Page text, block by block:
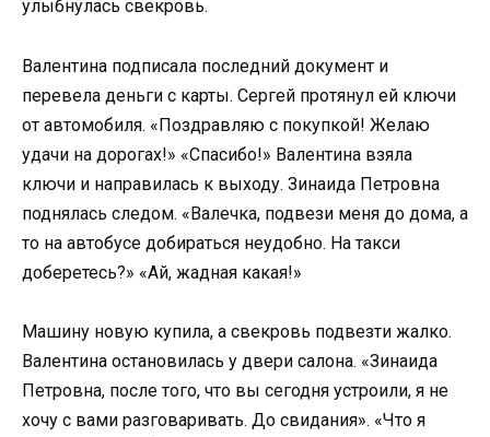
улыбнулась свекровь.
Валентина подписала последний документ и
перевела деньги с карты. Сергей протянул ей ключи
от автомобиля. «Поздравляю с покупкой! Желаю
удачи на дорогах!» «Спасибо!» Валентина взяла
ключи и направилась к выходу. Зинаида Петровна
поднялась следом. «Валечка, подвези меня до дома, а
то на автобусе добираться неудобно. На такси
доберетесь?» «Ай, жадная какая!»
Машину новую купила, а свекровь подвезти жалко.
Валентина остановилась у двери салона. «Зинаида
Петровна, после того, что вы сегодня устроили, я не
хочу с вами разговаривать. До свидания». «Что я